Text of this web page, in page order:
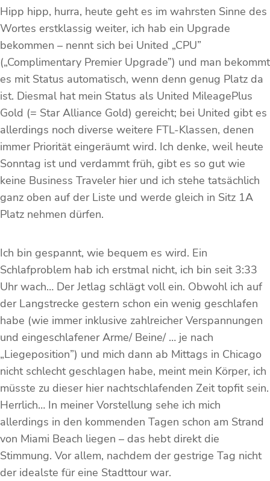
Hipp hipp, hurra, heute geht es im wahrsten Sinne des
Wortes erstklassig weiter, ich hab ein Upgrade
bekommen – nennt sich bei United „CPU”
(„Complimentary Premier Upgrade”) und man bekommt
es mit Status automatisch, wenn denn genug Platz da
ist. Diesmal hat mein Status als United MileagePlus
Gold (= Star Alliance Gold) gereicht; bei United gibt es
allerdings noch diverse weitere FTL-Klassen, denen
immer Priorität eingeräumt wird. Ich denke, weil heute
Sonntag ist und verdammt früh, gibt es so gut wie
keine Business Traveler hier und ich stehe tatsächlich
ganz oben auf der Liste und werde gleich in Sitz 1A
Platz nehmen dürfen.
Ich bin gespannt, wie bequem es wird. Ein
Schlafproblem hab ich erstmal nicht, ich bin seit 3:33
Uhr wach… Der Jetlag schlägt voll ein. Obwohl ich auf
der Langstrecke gestern schon ein wenig geschlafen
habe (wie immer inklusive zahlreicher Verspannungen
und eingeschlafener Arme/ Beine/ … je nach
„Liegeposition”) und mich dann ab Mittags in Chicago
nicht schlecht geschlagen habe, meint mein Körper, ich
müsste zu dieser hier nachtschlafenden Zeit topfit sein.
Herrlich… In meiner Vorstellung sehe ich mich
allerdings in den kommenden Tagen schon am Strand
von Miami Beach liegen – das hebt direkt die
Stimmung. Vor allem, nachdem der gestrige Tag nicht
der idealste für eine Stadttour war.